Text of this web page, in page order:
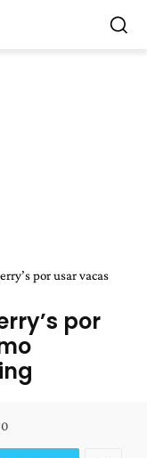
por usar vacas
por
0